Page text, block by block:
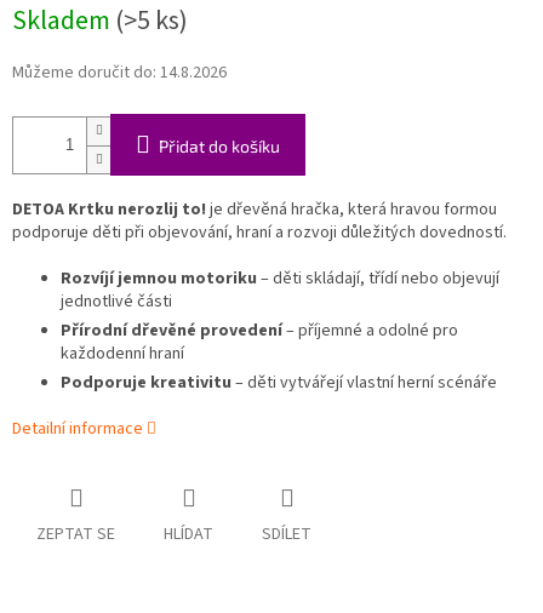
cena:
Skladem (>5 ks)
Můžeme doručit do: 14.8.2026
Přidat do košíku
DETOA Krtku nerozlij to! je dřevěná hračka, která hravou formou
podporuje děti při objevování, hraní a rozvoji důležitých dovedností.
Rozvíjí jemnou motoriku – děti skládají, třídí nebo objevují
jednotlivé části
Přírodní dřevěné provedení– příjemné a odolné pro
každodenní hraní
Podporuje kreativitu – děti vytvářejí vlastní herní scénáře
Detailní informace
ZEPTAT SE HLÍDAT SDÍLET